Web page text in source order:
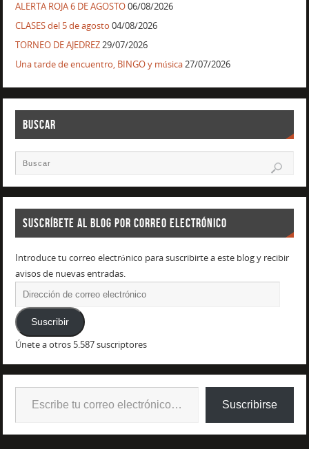
ALERTA ROJA 6 DE AGOSTO06/08/2026
CLASES del 5 de agosto 04/08/2026
TORNEO DE AJEDREZ29/07/2026
Una tarde de encuentro, BINGO y música27/07/2026
BUSCAR
SUSCRÍBETE AL BLOG POR CORREO ELECTRÓNICO
Introduce tu correo electrónico para suscribirte a este blog y recibir
avisos de nuevas entradas.
Suscribir
Únete a otros 5.587 suscriptores
Suscribirse